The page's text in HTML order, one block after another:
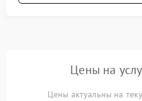
Цены на
Цены актуальны на